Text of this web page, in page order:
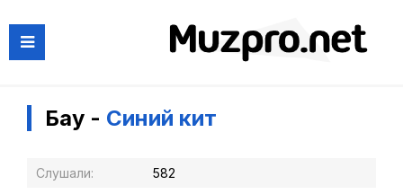
Бау - Синий кит
Слушали:
582